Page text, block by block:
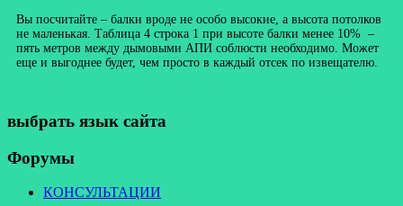
Вы посчитайте – балки вроде не особо высокие, а высота потолков
не маленькая. Таблица 4 строка 1 при высоте балки менее 10% –
пять метров между дымовыми АПИ соблюсти необходимо. Может
еще и выгоднее будет, чем просто в каждый отсек по извещателю.
выбрать язык сайта
Форумы
КОНСУЛЬТАЦИИ